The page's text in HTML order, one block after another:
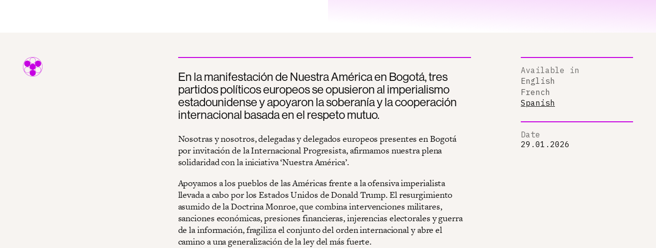
En la manifestación de Nuestra América en Bogotá, tres
partidos políticos europeos se opusieron al imperialismo
estadounidense y apoyaron la soberanía y la cooperación
internacional basada en el respeto mutuo.
Nosotras y nosotros, delegadas y delegados europeos presentes en Bogotá
por invitación de la Internacional Progresista, afirmamos nuestra plena
solidaridad con la iniciativa ‘Nuestra América’.
Apoyamos a los pueblos de las Américas frente a la ofensiva imperialista
llevada a cabo por los Estados Unidos de Donald Trump. El resurgimiento
asumido de la Doctrina Monroe, que combina intervenciones militares,
sanciones económicas, presiones financieras, injerencias electorales y guerra
de la información, fragiliza el conjunto del orden internacional y abre el
camino a una generalización de la ley del más fuerte.
Available in
English
French
Spanish
Date
29.01.2026